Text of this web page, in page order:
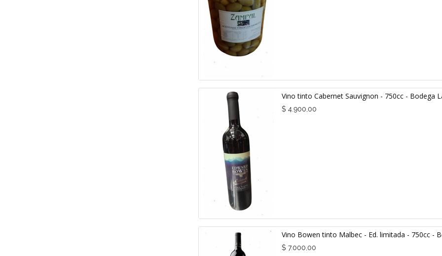
Vino tinto Cabernet Sauvignon - 750cc - Bodega
$ 4.900,00
Vino Bowen tinto Malbec - Ed. limitada - 750cc -
$ 7.000,00